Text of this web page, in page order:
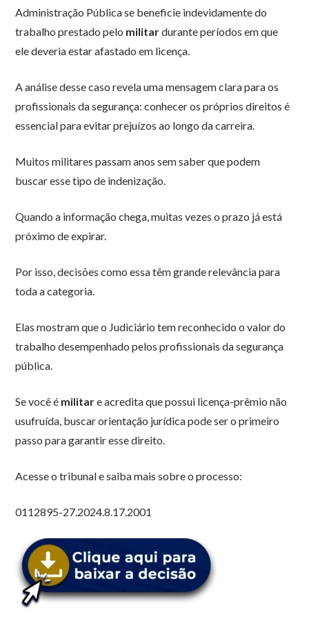
Administração Pública se beneficie indevidamente do
trabalho prestado pelo militardurante períodos em que
ele deveria estar afastado em licença.
A análise desse caso revela uma mensagem clara para os
profissionais da segurança: conhecer os próprios direitos é
essencial para evitar prejuízos ao longo da carreira.
Muitos militares passam anos sem saber que podem
buscar esse tipo de indenização.
Quando a informação chega, muitas vezes o prazo já está
próximo de expirar.
Por isso, decisões como essa têm grande relevância para
toda a categoria.
Elas mostram que o Judiciário tem reconhecido o valor do
trabalho desempenhado pelos profissionais da segurança
pública.
Se você é militare acredita que possui licença-prêmio não
usufruída, buscar orientação jurídica pode ser o primeiro
passo para garantir esse direito.
Acesse o tribunal e saiba mais sobre o processo:
0112895-27.2024.8.17.2001